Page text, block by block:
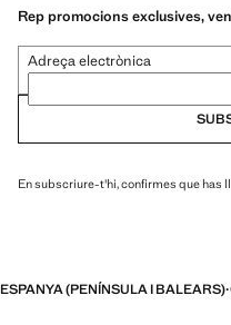
Rep promocions exclusives,
Adreça electrònica
En subscriure-t'hi, confirmes que has
ESPANYA (PENÍNSULA I BALEARS)·